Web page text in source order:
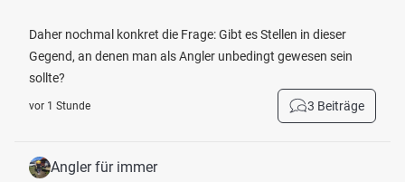
Daher nochmal konkret die Frage: Gibt es Stellen in dieser
Gegend, an denen man als Angler unbedingt gewesen sein
sollte?
vor 1 Stunde 3 Beiträge
Angler für immer